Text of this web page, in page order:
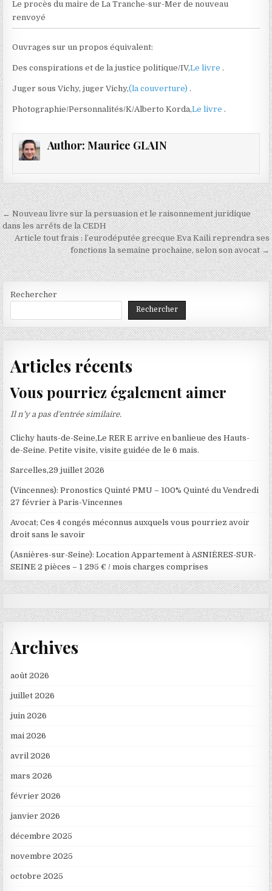
Le procès du maire de La Tranche-sur-Mer de nouveau
renvoyé
Ouvrages sur un propos équivalent:
Des conspirations et de la justice politique/IV,Le livre .
Juger sous Vichy, juger Vichy,(la couverture) .
Photographie/Personnalités/K/Alberto Korda,Le livre .
Author: Maurice GLAIN
Navigation
de
l’article
← Nouveau livre sur la persuasion et le raisonnement juridique
dans les arrêts de la CEDH
Article tout frais : l’eurodéputée grecque Eva Kaili reprendra ses
fonctions la semaine prochaine, selon son avocat →
Rechercher
Rechercher
Articles récents
Vous pourriez également aimer
Il n’y a pas d’entrée similaire.
Clichy hauts-de-Seine,Le RER E arrive en banlieue des Hauts-
de-Seine. Petite visite, visite guidée de le 6 mais.
Sarcelles,29 juillet 2026
(Vincennes): Pronostics Quinté PMU – 100% Quinté du Vendredi
27 février à Paris-Vincennes
Avocat; Ces 4 congés méconnus auxquels vous pourriez avoir
droit sans le savoir
(Asnières-sur-Seine): Location Appartement à ASNIÈRES-SUR-
SEINE 2 pièces – 1 295 € / mois charges comprises
Archives
août 2026
juillet 2026
juin 2026
mai 2026
avril 2026
mars 2026
février 2026
janvier 2026
décembre 2025
novembre 2025
octobre 2025